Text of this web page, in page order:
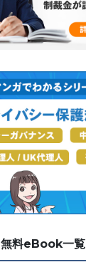
無料eBook一覧